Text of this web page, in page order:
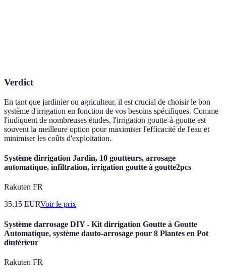
Verdict
En tant que jardinier ou agriculteur, il est crucial de choisir le bon
système d'irrigation en fonction de vos besoins spécifiques. Comme
l'indiquent de nombreuses études, l'irrigation goutte-à-goutte est
souvent la meilleure option pour maximiser l'efficacité de l'eau et
minimiser les coûts d'exploitation.
Système dirrigation Jardin, 10 goutteurs, arrosage
automatique, infiltration, irrigation goutte à goutte2pcs
Rakuten FR
35.15 EURVoir le prix
Système darrosage DIY - Kit dirrigation Goutte à Goutte
Automatique, système dauto-arrosage pour 8 Plantes en Pot
dintérieur
Rakuten FR